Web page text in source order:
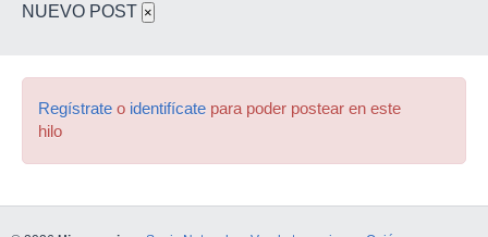
NUEVO POST ×
Regístrate o identifícate para poder postear en este
hilo